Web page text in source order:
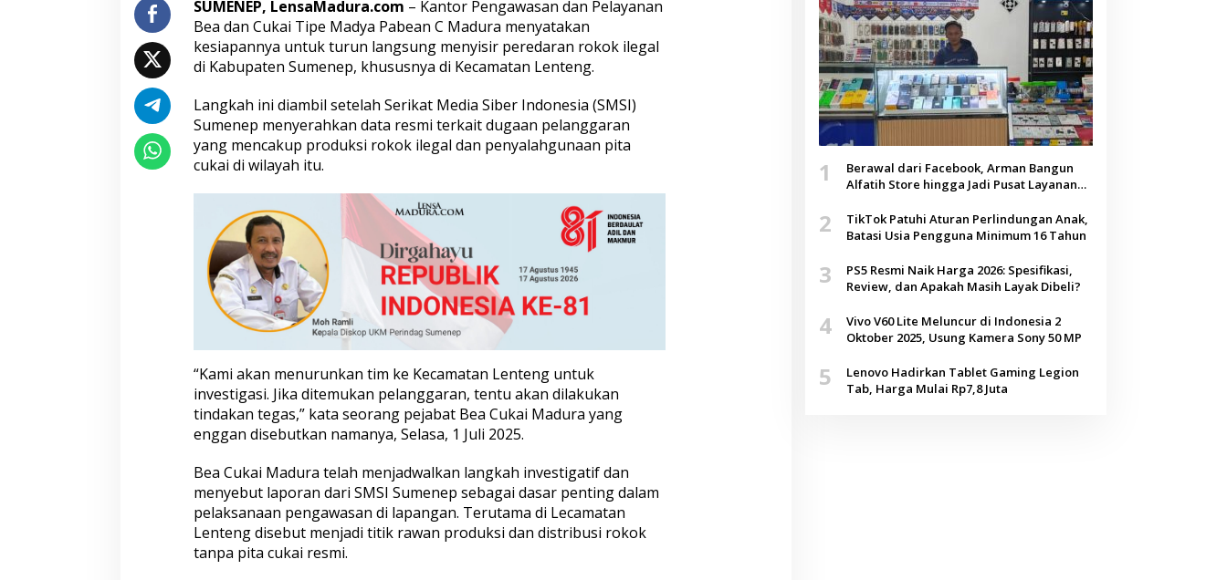
k
o
k
I
l
e
g
a
l
d
L
e
n
t
e
n
g
,
S
e
n
e
p
SUMENEP, LensaMadura.com – Kantor Pengawasan dan Pelayanan
Bea dan Cukai Tipe Madya Pabean C Madura menyatakan
kesiapannya untuk turun langsung menyisir peredaran rokok ilegal
di Kabupaten Sumenep, khususnya di Kecamatan Lenteng.
Langkah ini diambil setelah Serikat Media Siber Indonesia (SMSI)
Sumenep menyerahkan data resmi terkait dugaan pelanggaran
yang mencakup produksi rokok ilegal dan penyalahgunaan pita
cukai di wilayah itu.
“Kami akan menurunkan tim ke Kecamatan Lenteng untuk
investigasi. Jika ditemukan pelanggaran, tentu akan dilakukan
tindakan tegas,” kata seorang pejabat Bea Cukai Madura yang
enggan disebutkan namanya, Selasa, 1 Juli 2025.
Bea Cukai Madura telah menjadwalkan langkah investigatif dan
menyebut laporan dari SMSI Sumenep sebagai dasar penting dalam
pelaksanaan pengawasan di lapangan. Terutama di Lecamatan
Lenteng disebut menjadi titik rawan produksi dan distribusi rokok
tanpa pita cukai resmi.
1
Berawal dari Facebook, Arman Bangun
Alfatih Store hingga Jadi Pusat Layanan
2
TikTok Patuhi Aturan Perlindungan Anak,
Batasi Usia Pengguna Minimum 16 Tahun
3
PS5 Resmi Naik Harga 2026: Spesifikasi,
Review, dan Apakah Masih Layak Dibeli?
4
Vivo V60 Lite Meluncur di Indonesia 2
Oktober 2025, Usung Kamera Sony 50 MP
5
Lenovo Hadirkan Tablet Gaming Legion
Tab, Harga Mulai Rp7,8 Juta